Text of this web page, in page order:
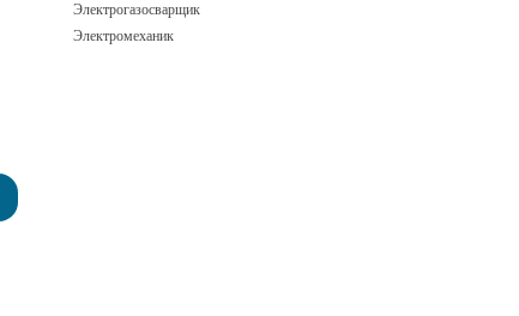
Электрогазосварщик
Электромеханик